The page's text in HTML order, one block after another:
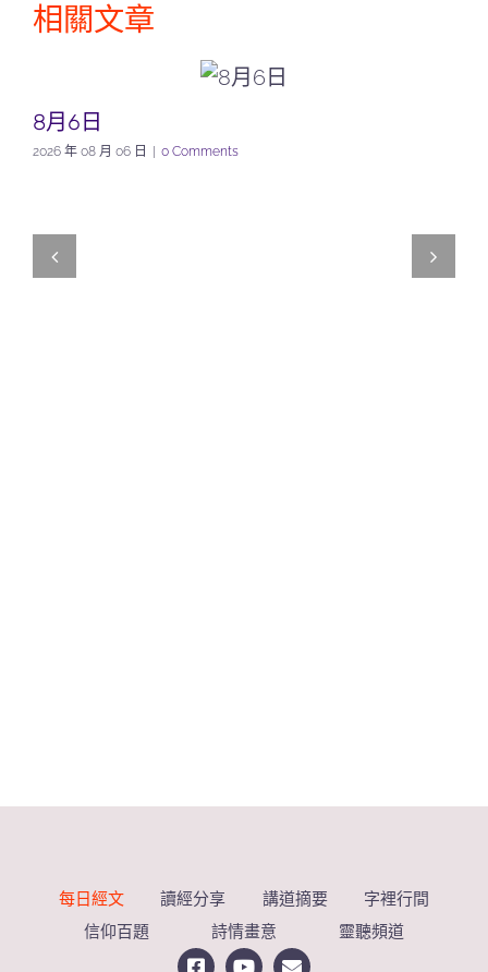
相關文章
8月6日
2026 年 08 月 06 日 0 Comments
每日經文 讀經分享 講道摘要
字裡行間
信仰百題
詩情畫意 靈聽頻道